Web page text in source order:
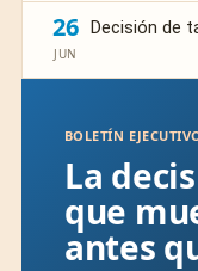
26
JUN
Decisión de
BOLETÍN
La
que
antes